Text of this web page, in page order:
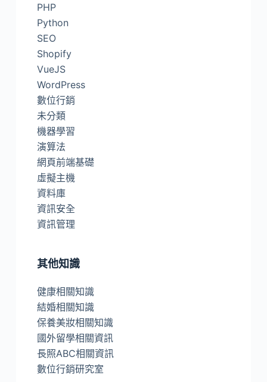
PHP
Python
SEO
Shopify
VueJS
WordPress
數位行銷
未分類
機器學習
演算法
網頁前端基礎
虛擬主機
資料庫
資訊安全
資訊管理
其他知識
健康相關知識
結婚相關知識
保養美妝相關知識
國外留學相關資訊
長照ABC相關資訊
數位行銷研究室